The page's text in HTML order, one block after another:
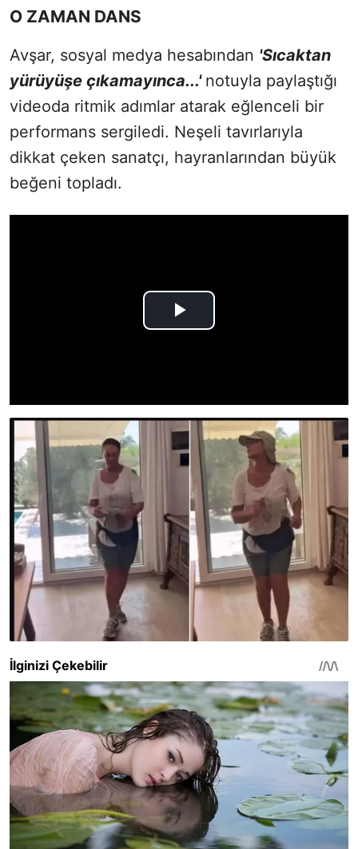
O ZAMAN DANS
Avşar, sosyal medya hesabından 'Sıcaktan
yürüyüşe çıkamayınca...' notuyla paylaştığı
videoda ritmik adımlar atarak eğlenceli bir
performans sergiledi. Neşeli tavırlarıyla
dikkat çeken sanatçı, hayranlarından büyük
beğeni topladı.